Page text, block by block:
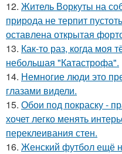
12. Житель Воркуты на
природа не терпит
оставлена открытая
13. Как-то раз, когда моя
небольшая "Катастрофа".
14. Немногие люди это
глазами видели.
15. Обои под покраску -
хочет легко менять
переклеивания стен.
16. Женский футбол ещё